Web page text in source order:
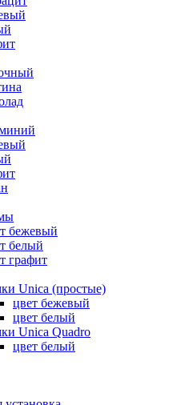
бежевый
белый
графит
Unica (простые)
цвет бежевый
цвет белый
Unica Quadro
цвет белый